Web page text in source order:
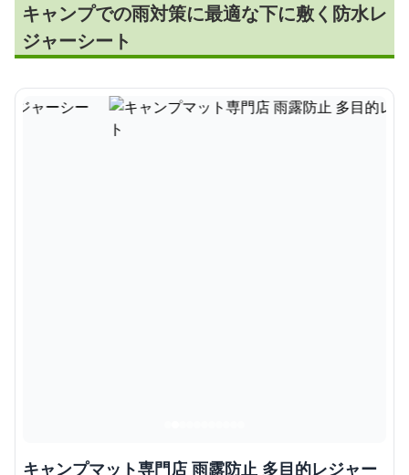
キャンプでの雨対策に最適な下に敷く防水レ
ジャーシート
キャンプマット専門店 雨露防止 多目的レジャー